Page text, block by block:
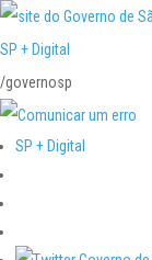
SP + Digital
/governosp
SP + Digital